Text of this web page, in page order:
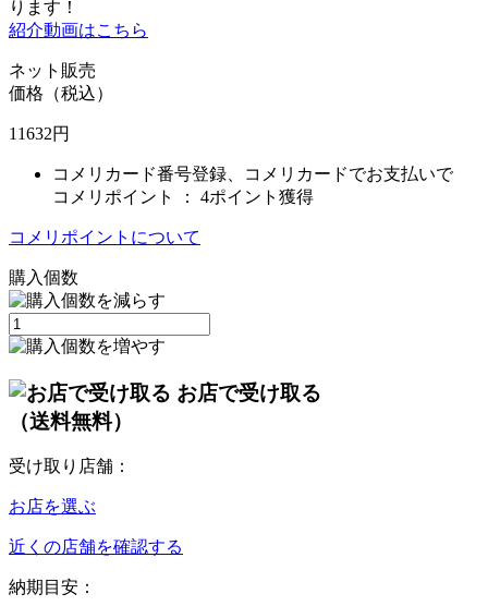
ります！
紹介動画はこちら
ネット販売
価格（税込）
11632円
コメリカード番号登録、コメリカードでお支払いで
コメリポイント ： 4ポイント獲得
コメリポイントについて
購入個数
お店で受け取る
（送料無料）
受け取り店舗：
お店を選ぶ
近くの店舗を確認する
納期目安：